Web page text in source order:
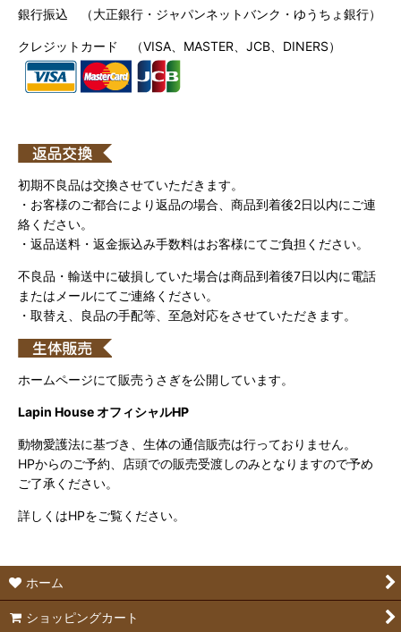
銀行振込 （大正銀行・ジャパンネットバンク・ゆうちょ銀行）
クレジットカード （VISA、MASTER、JCB、DINERS）
初期不良品は交換させていただきます。
・お客様のご都合により返品の場合、商品到着後2日以内にご連
絡ください。
・返品送料・返金振込み手数料はお客様にてご負担ください。
不良品・輸送中に破損していた場合は商品到着後7日以内に電話
またはメールにてご連絡ください。
・取替え、良品の手配等、至急対応をさせていただきます。
ホームページにて販売うさぎを公開しています。
Lapin House オフィシャルHP
動物愛護法に基づき、生体の通信販売は行っておりません。
HPからのご予約、店頭での販売受渡しのみとなりますので予め
ご了承ください。
詳しくはHPをご覧ください。
ホーム
ショッピングカート